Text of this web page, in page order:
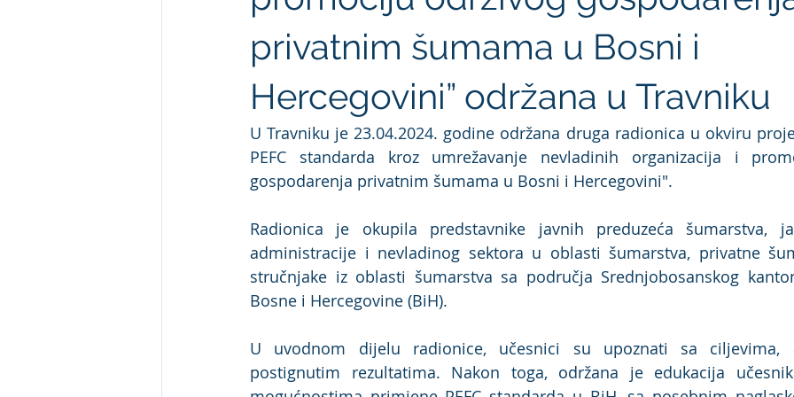
privatnim šumama u Bosni i
Hercegovini” održana u Travniku
U Travniku je 23.04.2024. godine održana druga radionica u okviru
PEFC standarda kroz umrežavanje nevladinih organizacija i
gospodarenja privatnim šumama u Bosni i Hercegovini".
Radionica je okupila predstavnike javnih preduzeća šumarstva,
administracije i nevladinog sektora u oblasti šumarstva, privatne
stručnjake iz oblasti šumarstva sa područja Srednjobosanskog
Bosne i Hercegovine (BiH).
U uvodnom dijelu radionice, učesnici su upoznati sa ciljevima,
postignutim rezultatima. Nakon toga, održana je edukacija